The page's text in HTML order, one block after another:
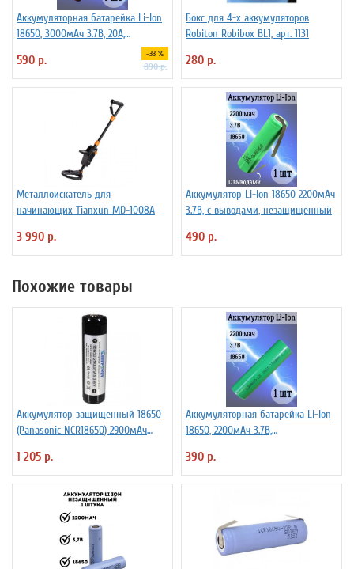
Аккумуляторная батарейка Li-Ion
18650, 3000мАч 3.7В, 20A,
высокомощный, незащищенный
590 р. -33 %
890 р.
Бокс для 4-х аккумуляторов
Robiton Robibox BL1, арт. 1131
280 р.
Металлоискатель для
начинающих Tianxun MD-1008A
3 990 р.
Аккумулятор Li-Ion 18650 2200мАч
3.7В, с выводами, незащищенный
490 р.
Похожие товары
Аккумулятор защищенный 18650
(Panasonic NCR18650) 2900мАч
1 205 р.
Аккумуляторная батарейка Li-Ion
18650, 2200мАч 3.7В,
390 р.